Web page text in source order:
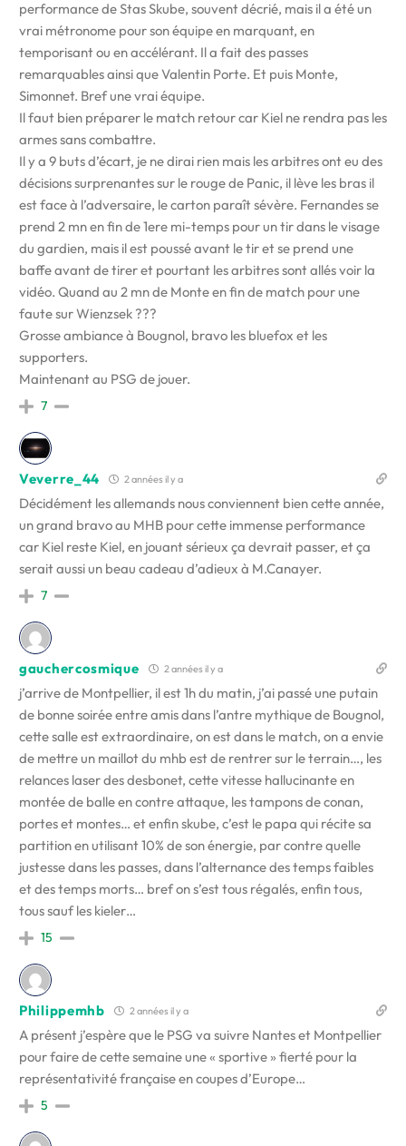
performance de Stas Skube, souvent décrié, mais il a été un
vrai métronome pour son équipe en marquant, en
temporisant ou en accélérant. Il a fait des passes
remarquables ainsi que Valentin Porte. Et puis Monte,
Simonnet. Bref une vrai équipe.
Il faut bien préparer le match retour car Kiel ne rendra pas les
armes sans combattre.
Il y a 9 buts d’écart, je ne dirai rien mais les arbitres ont eu des
décisions surprenantes sur le rouge de Panic, il lève les bras il
est face à l’adversaire, le carton paraît sévère. Fernandes se
prend 2 mn en fin de 1ere mi-temps pour un tir dans le visage
du gardien, mais il est poussé avant le tir et se prend une
baffe avant de tirer et pourtant les arbitres sont allés voir la
vidéo. Quand au 2 mn de Monte en fin de match pour une
faute sur Wienzsek ???
Grosse ambiance à Bougnol, bravo les bluefox et les
supporters.
Maintenant au PSG de jouer.
7
Veverre_44 2 années il y a
Décidément les allemands nous conviennent bien cette année,
un grand bravo au MHB pour cette immense performance
car Kiel reste Kiel, en jouant sérieux ça devrait passer, et ça
serait aussi un beau cadeau d’adieux à M.Canayer.
7
gauchercosmique 2 années il y a
j’arrive de Montpellier, il est 1h du matin, j’ai passé une putain
de bonne soirée entre amis dans l’antre mythique de Bougnol,
cette salle est extraordinaire, on est dans le match, on a envie
de mettre un maillot du mhb est de rentrer sur le terrain…, les
relances laser des desbonet, cette vitesse hallucinante en
montée de balle en contre attaque, les tampons de conan,
portes et montes… et enfin skube, c’est le papa qui récite sa
partition en utilisant 10% de son énergie, par contre quelle
justesse dans les passes, dans l’alternance des temps faibles
et des temps morts… bref on s’est tous régalés, enfin tous,
tous sauf les kieler…
15
Philippemhb 2 années il y a
A présent j’espère que le PSG va suivre Nantes et Montpellier
pour faire de cette semaine une « sportive » fierté pour la
représentativité française en coupes d’Europe…
5